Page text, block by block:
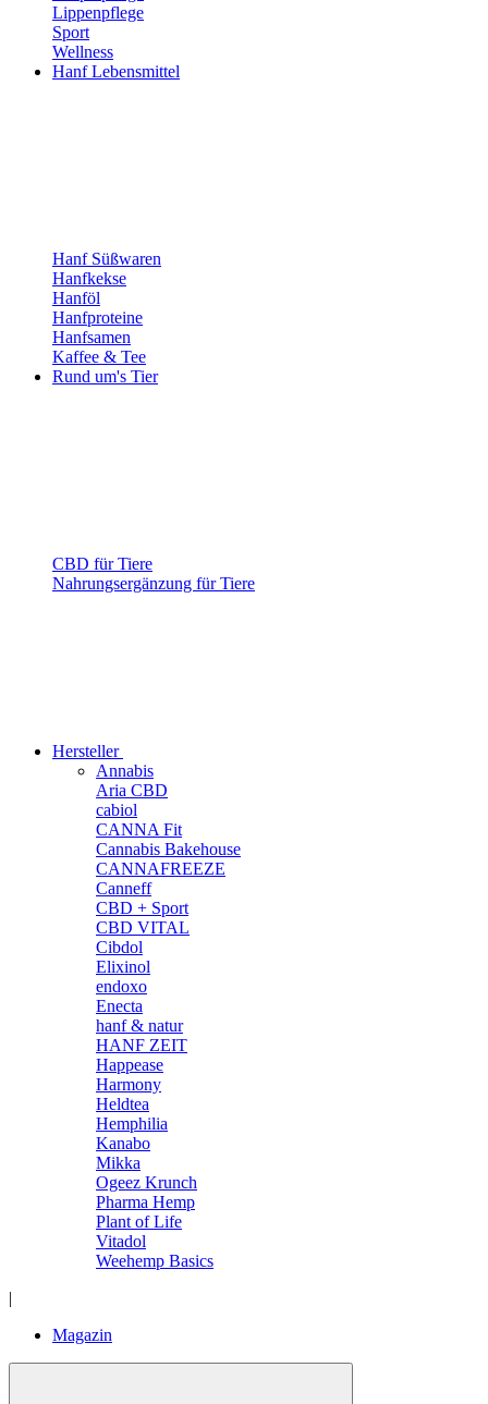
Lippenpflege
Sport
Wellness
Hanf Lebensmittel
Hanf Süßwaren
Hanfkekse
Hanföl
Hanfproteine
Hanfsamen
Kaffee & Tee
Rund um's Tier
CBD für Tiere
Nahrungsergänzung für Tiere
Hersteller
Annabis
Aria CBD
cabiol
CANNA Fit
Cannabis Bakehouse
CANNAFREEZE
Canneff
CBD + Sport
CBD VITAL
Cibdol
Elixinol
endoxo
Enecta
hanf & natur
HANF ZEIT
Happease
Harmony
Heldtea
Hemphilia
Kanabo
Mikka
Ogeez Krunch
Pharma Hemp
Plant of Life
Vitadol
Weehemp Basics
|
Magazin